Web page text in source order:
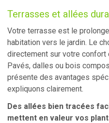
Terrasses et allées
Votre terrasse est le
habitation vers le jardin. Le
directement sur votre confort
Pavés, dalles ou bois
présente des avantages
expliquons clairement.
Des allées bien tracées
mettent en valeur vos